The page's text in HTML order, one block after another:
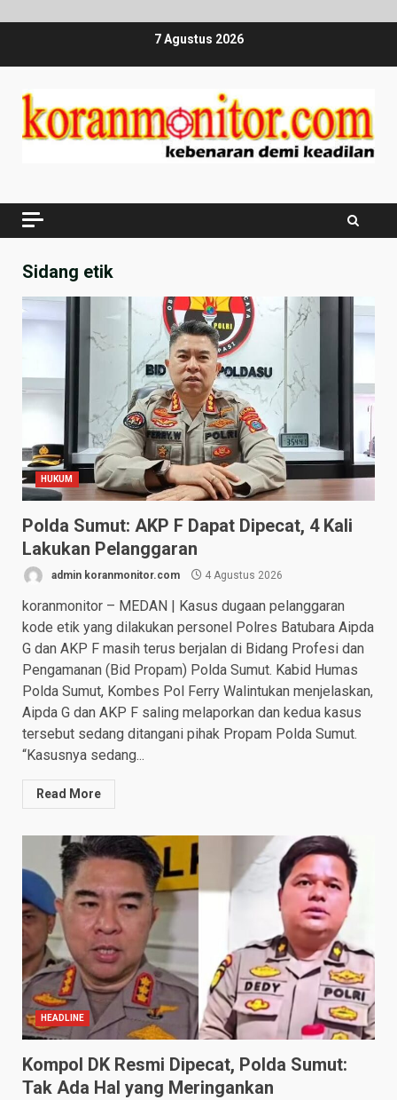
7 Agustus 2026
Sidang etik
HUKUM
Polda Sumut: AKP F Dapat Dipecat, 4 Kali
Lakukan Pelanggaran
admin koranmonitor.com 4 Agustus 2026
koranmonitor – MEDAN | Kasus dugaan pelanggaran
kode etik yang dilakukan personel Polres Batubara Aipda
G dan AKP F masih terus berjalan di Bidang Profesi dan
Pengamanan (Bid Propam) Polda Sumut. Kabid Humas
Polda Sumut, Kombes Pol Ferry Walintukan menjelaskan,
Aipda G dan AKP F saling melaporkan dan kedua kasus
tersebut sedang ditangani pihak Propam Polda Sumut.
“Kasusnya sedang...
Read More
HEADLINE
Kompol DK Resmi Dipecat, Polda Sumut:
Tak Ada Hal yang Meringankan